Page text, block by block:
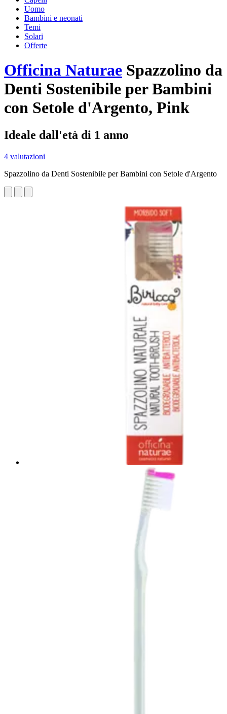
Uomo
Bambini e neonati
Temi
Solari
Offerte
Officina Naturae Spazzolino da
Denti Sostenibile per Bambini
con Setole d'Argento, Pink
Ideale dall'età di 1 anno
4 valutazioni
Spazzolino da Denti Sostenibile per Bambini con Setole d'Argento